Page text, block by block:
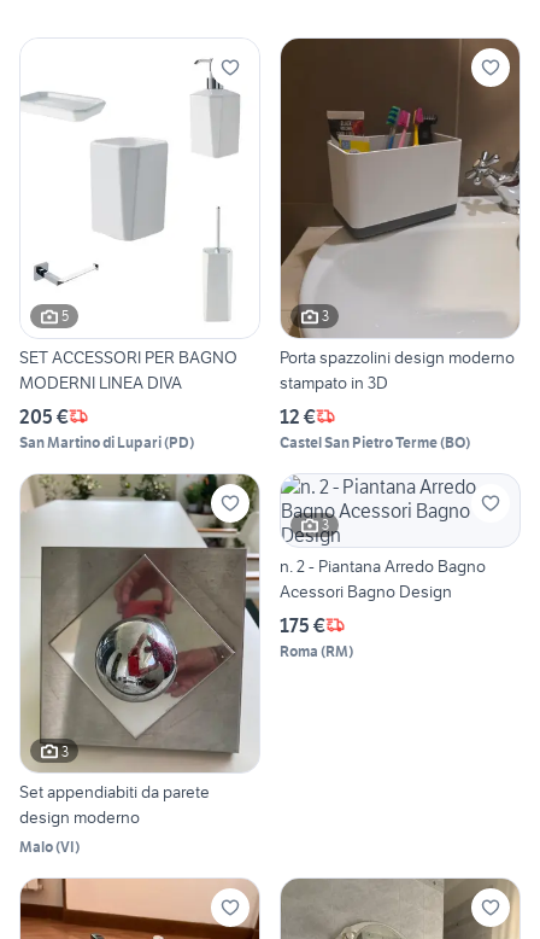
5
SET ACCESSORI PER BAGNO
MODERNI LINEA DIVA
205 €
San Martino di Lupari(PD)
3
Porta spazzolini design moderno
stampato in 3D
12 €
Castel San Pietro Terme(BO)
3
Set appendiabiti da parete
design moderno
Malo(VI)
3
n. 2 - Piantana Arredo Bagno
Acessori Bagno Design
175 €
Roma (RM)